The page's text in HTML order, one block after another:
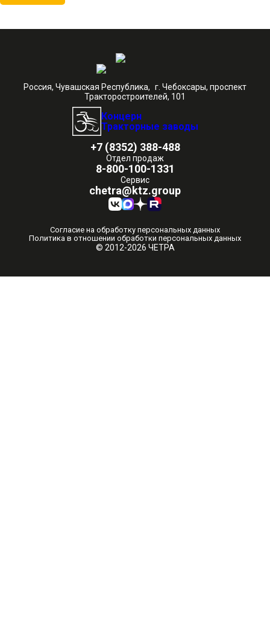
Россия, Чувашская Республика, г. Чебоксары, проспект
Тракторостроителей, 101
Концерн
Тракторные заводы
+7 (8352) 388-488
Отдел продаж
8-800-100-1331
Сервис
chetra@ktz.group
© 2012-2026 ЧЕТРА
Согласие на обработку персональных данных
Политика в отношении обработки персональных данных